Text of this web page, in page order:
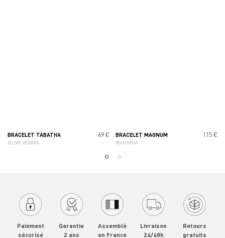
BRACELET TABATHA
OLIVE VERNIS
69 € BRACELET MAGNUM
MAHONIA
115 €
Paiement
sécurisé
Garantie
2 ans
Assemblé
en France
Livraison
24/48h
Retours
gratuits